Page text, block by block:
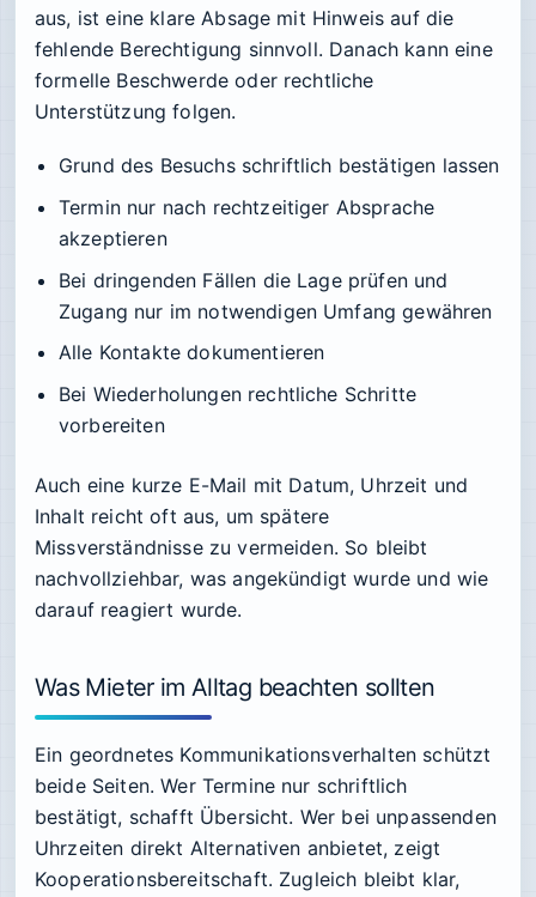
aus, ist eine klare Absage mit Hinweis auf die
fehlende Berechtigung sinnvoll. Danach kann eine
formelle Beschwerde oder rechtliche
Unterstützung folgen.
Grund des Besuchs schriftlich bestätigen lassen
Termin nur nach rechtzeitiger Absprache
akzeptieren
Bei dringenden Fällen die Lage prüfen und
Zugang nur im notwendigen Umfang gewähren
Alle Kontakte dokumentieren
Bei Wiederholungen rechtliche Schritte
vorbereiten
Auch eine kurze E-Mail mit Datum, Uhrzeit und
Inhalt reicht oft aus, um spätere
Missverständnisse zu vermeiden. So bleibt
nachvollziehbar, was angekündigt wurde und wie
darauf reagiert wurde.
Was Mieter im Alltag beachten sollten
Ein geordnetes Kommunikationsverhalten schützt
beide Seiten. Wer Termine nur schriftlich
bestätigt, schafft Übersicht. Wer bei unpassenden
Uhrzeiten direkt Alternativen anbietet, zeigt
Kooperationsbereitschaft. Zugleich bleibt klar,